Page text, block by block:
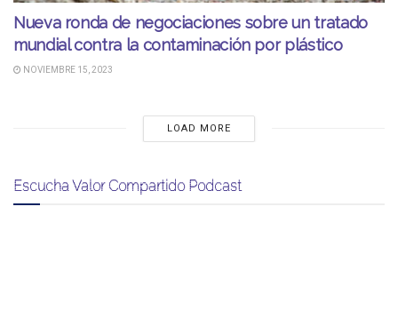
Nueva ronda de negociaciones sobre un tratado
mundial contra la contaminación por plástico
NOVIEMBRE 15, 2023
LOAD MORE
Escucha Valor Compartido Podcast